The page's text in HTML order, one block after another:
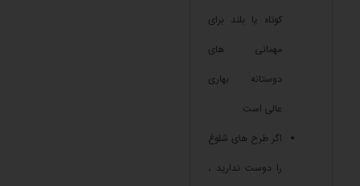
کوتاه یا بلند برای
مهمانی های
دوستانه بهاری
عالی است.
اگر طرح های شلوغ
را دوست ندارید ،